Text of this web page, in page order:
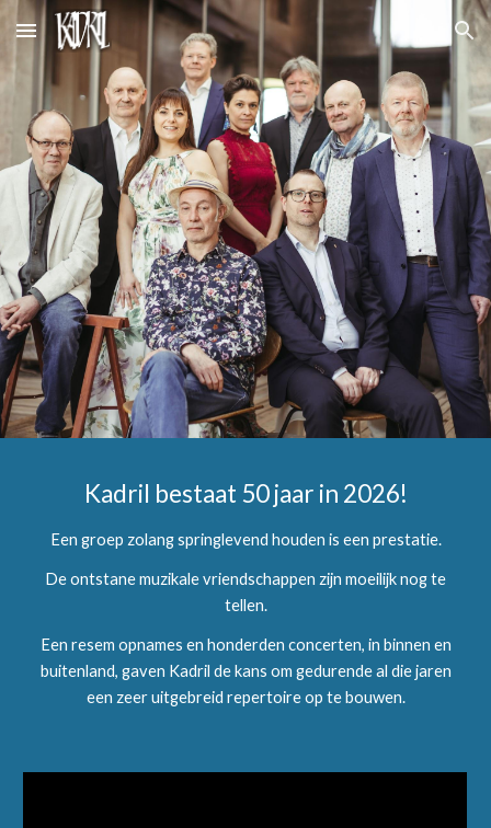
Skip to main content Skip to navigation
Kadril bestaat 50 jaar in 2026!
Een groep zolang springlevend houden is een prestatie.
De ontstane muzikale vriendschappen zijn moeilijk nog te
tellen.
Een resem opnames en honderden concerten, in binnen en
buitenland, gaven Kadril de kans om gedurende al die jaren
een zeer uitgebreid repertoire op te bouwen.